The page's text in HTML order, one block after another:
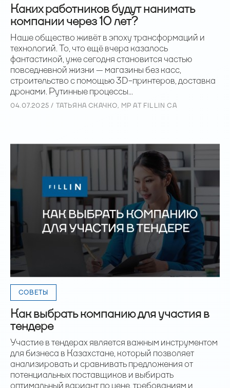
Каких работников будут нанимать
компании через 10 лет?
Наше общество живёт в эпоху трансформаций и
технологий. То, что ещё вчера казалось
фантастикой, уже сегодня становится частью
повседневной жизни — магазины без касс,
строительство с помощью 3D-принтеров, доставка
дронами. Рутинные процессы...
04.07.2025 / ТАТЬЯНА СКАЧКО, MP AT FILLIN CA
СОВЕТЫ
Как выбрать компанию для участия в
тендере
Участие в тендерах является важным инструментом
для бизнеса в Казахстане, который позволяет
анализировать и сравнивать предложения от
потенциальных поставщиков и выбирать
оптимальный вариант по цене, требованиям и